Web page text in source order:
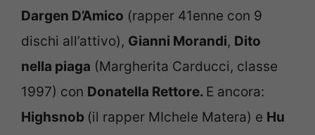
Dargen D’Amico (rapper 41enne con 9
dischi all’attivo), Gianni Morandi, Dito
nella piaga (Margherita Carducci, classe
1997) con Donatella Rettore. E ancora:
Highsnob (il rapper MIchele Matera) e Hu